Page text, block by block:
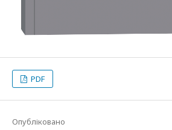
PDF
Опубліковано